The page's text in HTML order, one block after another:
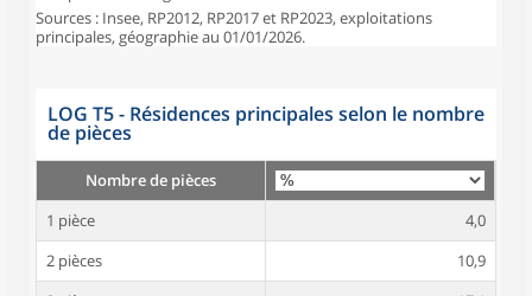
Sources : Insee, RP2012, RP2017 et RP2023, exploitations
principales, géographie au 01/01/2026.
LOG T5 - Résidences principales selon le nombre
de pièces
Nombre de pièces
1 pièce
4,0
2 pièces
10,9